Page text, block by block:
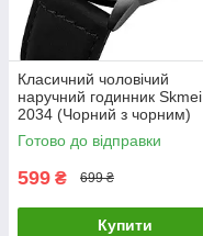
Класичний чоловічий
наручний годинник Skmei
2034 (Чорний з чорним)
Готово до відправки
599 ₴ 699 ₴
Купити